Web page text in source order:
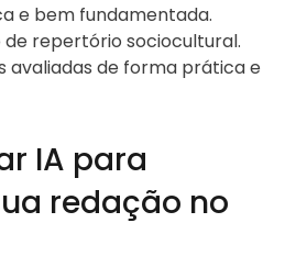
e bem fundamentada.
de repertório sociocultural.
avaliadas de forma prática e
IA para
redação no